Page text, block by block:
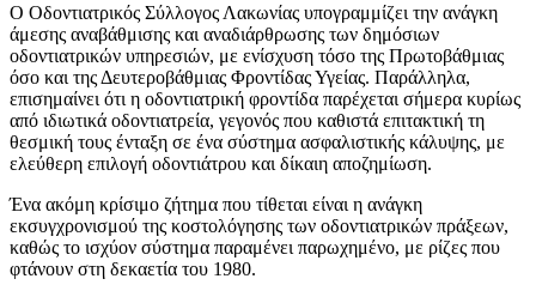
Ο Οδοντιατρικός Σύλλογος Λακωνίας υπογραμμίζει την ανάγκη
άμεσης αναβάθμισης και αναδιάρθρωσης των δημόσιων
οδοντιατρικών υπηρεσιών, με ενίσχυση τόσο της Πρωτοβάθμιας
όσο και της Δευτεροβάθμιας Φροντίδας Υγείας. Παράλληλα,
επισημαίνει ότι η οδοντιατρική φροντίδα παρέχεται σήμερα κυρίως
από ιδιωτικά οδοντιατρεία, γεγονός που καθιστά επιτακτική τη
θεσμική τους ένταξη σε ένα σύστημα ασφαλιστικής κάλυψης, με
ελεύθερη επιλογή οδοντιάτρου και δίκαιη αποζημίωση.
Ένα ακόμη κρίσιμο ζήτημα που τίθεται είναι η ανάγκη
εκσυγχρονισμού της κοστολόγησης των οδοντιατρικών πράξεων,
καθώς το ισχύον σύστημα παραμένει παρωχημένο, με ρίζες που
φτάνουν στη δεκαετία του 1980.